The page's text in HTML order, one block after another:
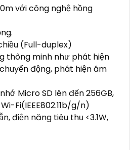
với công nghệ hồng
(Full-duplex)
thông minh như phát hiện
động, phát hiện âm
Micro SD lên đến 256GB,
Fi(IEEE802.11b/g/n)
điện năng tiêu thụ <3.1W,